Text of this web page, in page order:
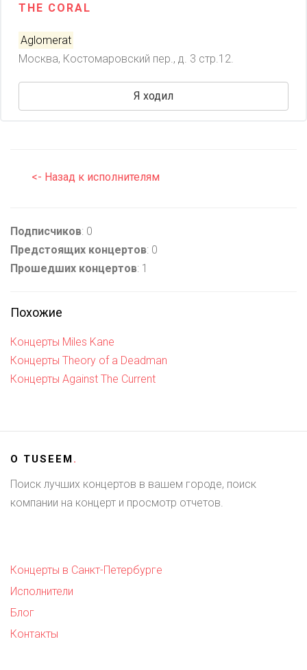
THE CORAL
Aglomerat
Москва, Костомаровский пер., д. 3 стр.12.
Я ходил
<- Назад к исполнителям
Подписчиков: 0
Предстоящих концертов: 0
Прошедших концертов: 1
Похожие
Концерты Miles Kane
Концерты Theory of a Deadman
Концерты Against The Current
О TUSEEM.
Поиск лучших концертов в вашем городе, поиск
компании на концерт и просмотр отчетов.
Концерты в Санкт-Петербурге
Исполнители
Блог
Контакты